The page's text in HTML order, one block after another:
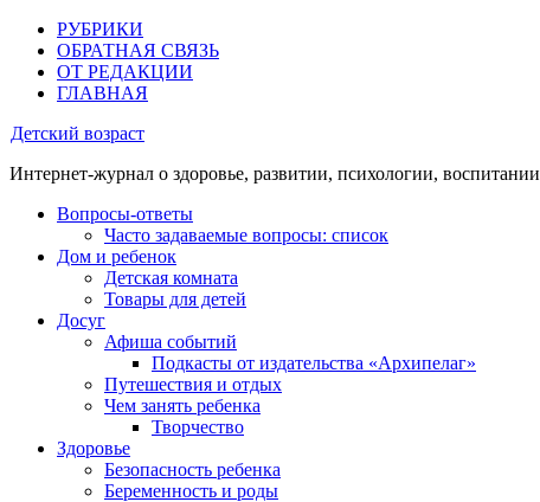
РУБРИКИ
ОБРАТНАЯ СВЯЗЬ
ОТ РЕДАКЦИИ
ГЛАВНАЯ
Детский возраст
Интернет-журнал о здоровье, развитии, психологии,
Вопросы-ответы
Часто задаваемые вопросы: список
Дом и ребенок
Детская комната
Товары для детей
Досуг
Афиша событий
Подкасты от издательства «Архипелаг»
Путешествия и отдых
Чем занять ребенка
Творчество
Здоровье
Безопасность ребенка
Беременность и роды